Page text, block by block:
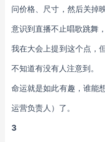
问价格、尺寸，然后关掉
意识到直播不止唱歌跳舞
我在大会上提到这个点，
不知道有没有人注意到。
命运就是如此有趣，谁能
运营负责人）了。
3